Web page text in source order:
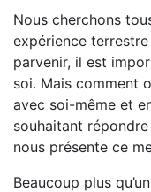
Nous cherchons
expérience
parvenir, il est
soi. Mais comment
avec soi-même et
souhaitant
nous présente ce
Beaucoup plus